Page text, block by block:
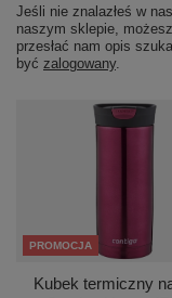
Jeśli nie znalazłeś w
naszym sklepie,
przesłać nam opis
być zalogowany.
PROMOCJA
Kubek termiczny